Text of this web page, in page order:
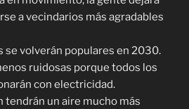
a vecindarios más agradables
se volverán populares en 2030.
ruidosas porque todos los
con electricidad.
tendrán un aire mucho más